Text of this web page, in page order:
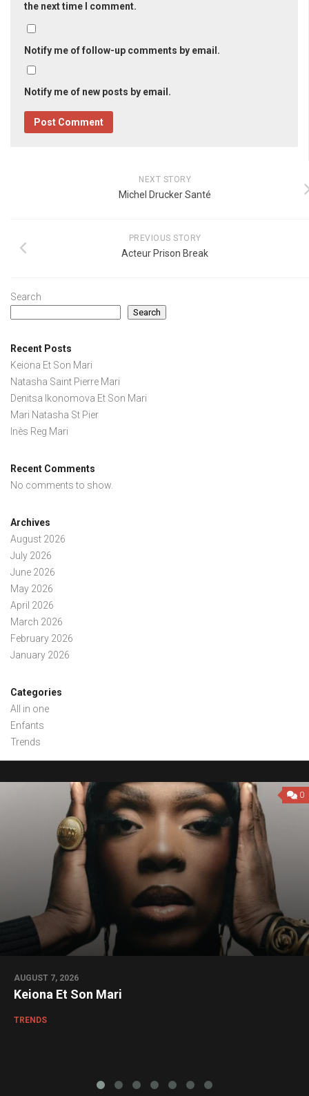
the next time I comment.
Notify me of follow-up comments by email.
Notify me of new posts by email.
NEXT STORY
Michel Drucker Santé
PREVIOUS STORY
Acteur Prison Break
Search
Search
Recent Posts
Keiona Et Son Mari
Natasha Saint Pierre Mari
Denitsa Ikonomova Et Son Mari
Mari Natasha St Pier
Inès Reg Mari
Recent Comments
No comments to show.
Archives
August 2026
July 2026
June 2026
May 2026
April 2026
March 2026
February 2026
January 2026
Categories
All in one
Enfants
Trends
0
AUGUST 7, 2026
Keiona Et Son Mari
TRENDS